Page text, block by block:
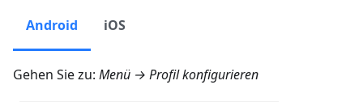
Android iOS
Gehen Sie zu: Menü → Profil konfigurieren